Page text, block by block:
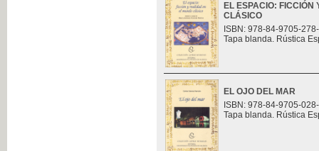
EL ESPACIO:
CLÁSICO
ISBN: 978-84-9705-
Tapa blanda. Rústica
EL OJO DEL MAR
ISBN: 978-84-9705-
Tapa blanda. Rústica